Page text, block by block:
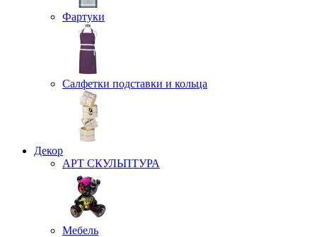
Фартуки
Салфетки подставки и кольца
Декор
АРТ СКУЛЬПТУРА
Мебель